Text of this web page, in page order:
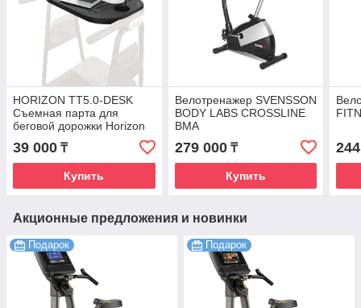
HORIZON TT5.0-DESK
Съемная парта для
беговой дорожки Horizon
CITTA TT 5.0
39 000 ₸
Купить
Велотренажер SVENSSON
BODY LABS CROSSLINE
BMA
279 000₸
Купить
Акционные предложения и новинки
Подарок Подарок